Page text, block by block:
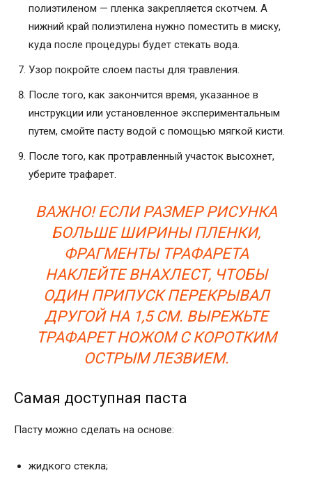
полиэтиленом — пленка закрепляется скотчем. А
нижний край полиэтилена нужно поместить в миску,
куда после процедуры будет стекать вода.
Узор покройте слоем пасты для травления.
После того, как закончится время, указанное в
инструкции или установленное экспериментальным
путем, смойте пасту водой с помощью мягкой кисти.
После того, как протравленный участок высохнет,
уберите трафарет.
ВАЖНО! ЕСЛИ РАЗМЕР РИСУНКА
БОЛЬШЕ ШИРИНЫ ПЛЕНКИ,
ФРАГМЕНТЫ ТРАФАРЕТА
НАКЛЕЙТЕ ВНАХЛЕСТ, ЧТОБЫ
ОДИН ПРИПУСК ПЕРЕКРЫВАЛ
ДРУГОЙ НА 1,5 СМ. ВЫРЕЖЬТЕ
ТРАФАРЕТ НОЖОМ С КОРОТКИМ
ОСТРЫМ ЛЕЗВИЕМ.
Самая доступная паста
Пасту можно сделать на основе:
жидкого стекла;